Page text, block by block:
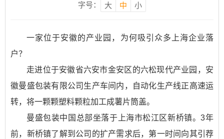
字号：
大 中 小
一家位于安徽的产业园，为何吸引众多上海企业落
户？
走进位于安徽省六安市金安区的六松现代产业园，安
徽曼盛包装有限公司生产车间内，自动化生产线正高速运
转，将一颗颗塑料颗粒加工成薯片筒盖。
曼盛包装中国总部坐落于上海市松江区新桥镇。3年
前，新桥镇了解到公司的扩产需求后，第一时间向其引荐